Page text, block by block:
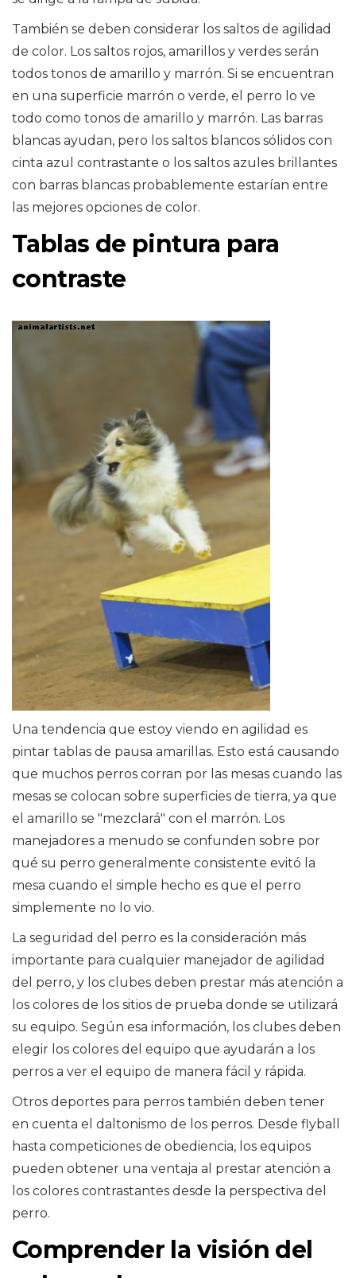
También se deben considerar los saltos de agilidad
de color. Los saltos rojos, amarillos y verdes serán
todos tonos de amarillo y marrón. Si se encuentran
en una superficie marrón o verde, el perro lo ve
todo como tonos de amarillo y marrón. Las barras
blancas ayudan, pero los saltos blancos sólidos con
cinta azul contrastante o los saltos azules brillantes
con barras blancas probablemente estarían entre
las mejores opciones de color.
Tablas de pintura para
contraste
Una tendencia que estoy viendo en agilidad es
pintar tablas de pausa amarillas. Esto está causando
que muchos perros corran por las mesas cuando las
mesas se colocan sobre superficies de tierra, ya que
el amarillo se "mezclará" con el marrón. Los
manejadores a menudo se confunden sobre por
qué su perro generalmente consistente evitó la
mesa cuando el simple hecho es que el perro
simplemente no lo vio.
La seguridad del perro es la consideración más
importante para cualquier manejador de agilidad
del perro, y los clubes deben prestar más atención a
los colores de los sitios de prueba donde se utilizará
su equipo. Según esa información, los clubes deben
elegir los colores del equipo que ayudarán a los
perros a ver el equipo de manera fácil y rápida.
Otros deportes para perros también deben tener
en cuenta el daltonismo de los perros. Desde flyball
hasta competiciones de obediencia, los equipos
pueden obtener una ventaja al prestar atención a
los colores contrastantes desde la perspectiva del
perro.
Comprender la visión del